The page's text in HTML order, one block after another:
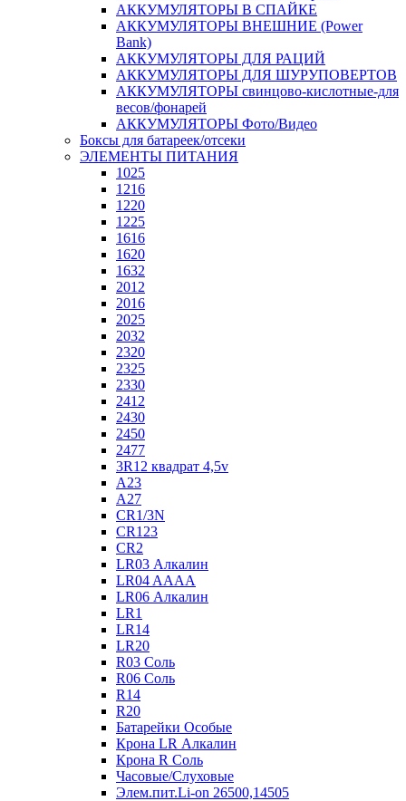
АККУМУЛЯТОРЫ В СПАЙКЕ
АККУМУЛЯТОРЫ ВНЕШНИЕ (Power
Bank)
АККУМУЛЯТОРЫ ДЛЯ РАЦИЙ
АККУМУЛЯТОРЫ ДЛЯ ШУРУПОВЕРТОВ
АККУМУЛЯТОРЫ свинцово-кислотные-для
весов/фонарей
АККУМУЛЯТОРЫ Фото/Видео
Боксы для батареек/отсеки
ЭЛЕМЕНТЫ ПИТАНИЯ
1025
1216
1220
1225
1616
1620
1632
2012
2016
2025
2032
2320
2325
2330
2412
2430
2450
2477
3R12 квадрат 4,5v
A23
A27
CR1/3N
CR123
CR2
LR03 Алкалин
LR04 AAAA
LR06 Алкалин
LR1
LR14
LR20
R03 Соль
R06 Соль
R14
R20
Батарейки Особые
Крона LR Алкалин
Крона R Соль
Часовые/Слуховые
Элем.пит.Li-on 26500,14505